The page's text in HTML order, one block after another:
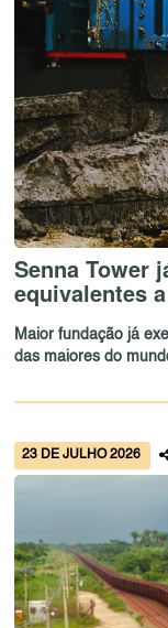
Senna Tower
equivalentes
Maior fundação já
das maiores do
23 DE JULHO 2026